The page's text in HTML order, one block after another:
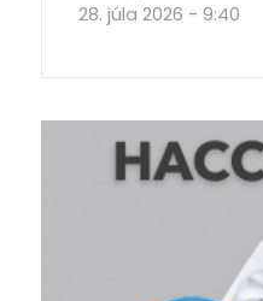
28. júla 2026 - 9:40